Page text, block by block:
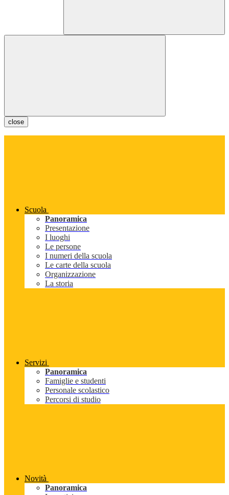
close
Scuola
Panoramica
Presentazione
I luoghi
Le persone
I numeri della scuola
Le carte della scuola
Organizzazione
La storia
Servizi
Panoramica
Famiglie e studenti
Personale scolastico
Percorsi di studio
Novità
Panoramica